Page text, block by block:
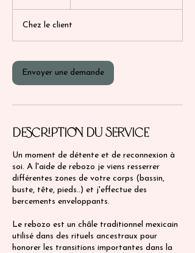
euros
Chez le client
Envoyer une demande
Description du service
Un moment de détente et de reconnexion à
soi. A l'aide de rebozo je viens resserrer
différentes zones de votre corps (bassin,
buste, tête, pieds..) et j'effectue des
bercements enveloppants.
Le rebozo est un châle traditionnel mexicain
utilisé dans des rituels ancestraux pour
honorer les transitions importantes dans la